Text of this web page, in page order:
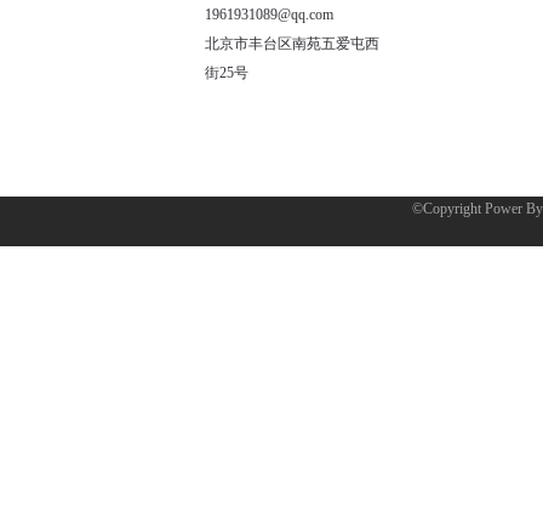
1961931089@qq.com
北京市丰台区南苑五爱屯西
街25号
©Copyright Power